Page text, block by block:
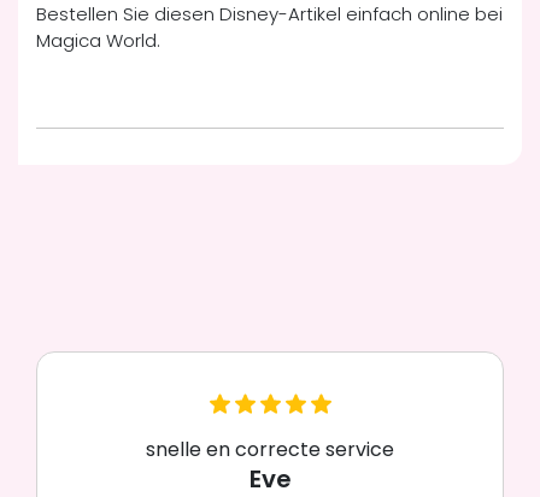
Bestellen Sie diesen Disney-Artikel einfach online bei
Magica World.
snelle en correcte service
Eve